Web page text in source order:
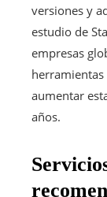
versiones y
estudio de
empresas
aumentar
años.